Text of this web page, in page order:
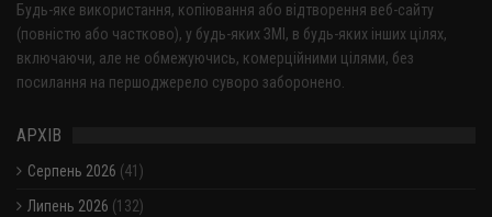
Будь-яке використання, копіювання або відтворення веб-сайту
(повністю або частково), у будь-яких ЗМІ, в будь-яких інших цілях,
включаючи, але не обмежуючись, комерційними цілями, без
посилання на першоджерело суворо заборонено.
АРХІВ
Серпень 2026 (41)
Липень 2026 (132)